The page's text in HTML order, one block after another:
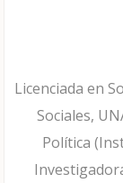
Licenciada en
Sociales,
Política